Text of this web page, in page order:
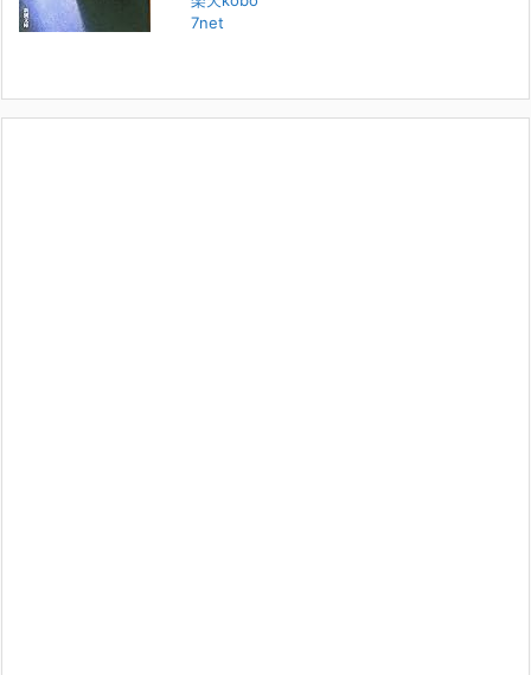
コロナ禍は、日々の生活や生き方そのものを考える機会となりました。
7net